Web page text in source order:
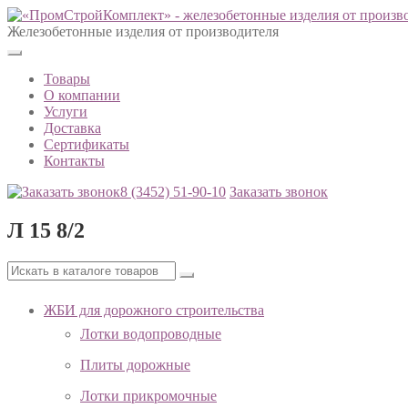
Железобетонные изделия от производителя
Товары
О компании
Услуги
Доставка
Сертификаты
Контакты
8 (3452) 51-90-10 Заказать звонок
Л 15 8/2
ЖБИ для дорожного строительства
Лотки водопроводные
Плиты дорожные
Лотки прикромочные